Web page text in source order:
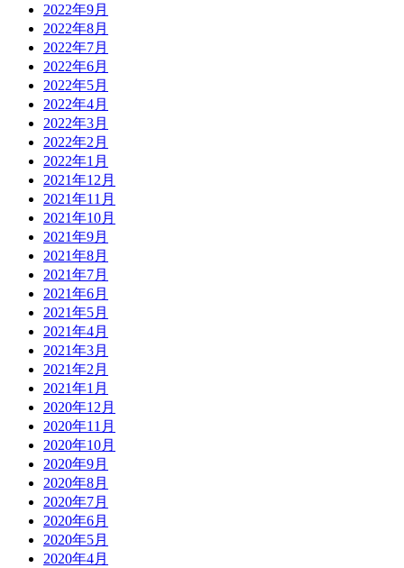
2022年9月
2022年8月
2022年7月
2022年6月
2022年5月
2022年4月
2022年3月
2022年2月
2022年1月
2021年12月
2021年11月
2021年10月
2021年9月
2021年8月
2021年7月
2021年6月
2021年5月
2021年4月
2021年3月
2021年2月
2021年1月
2020年12月
2020年11月
2020年10月
2020年9月
2020年8月
2020年7月
2020年6月
2020年5月
2020年4月